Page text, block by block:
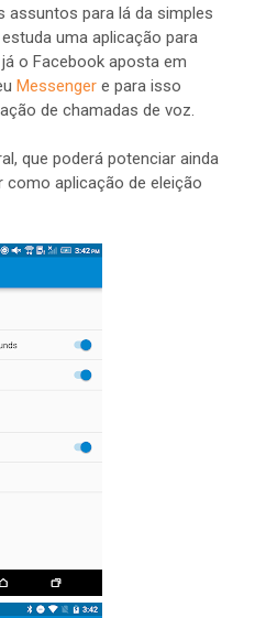
assuntos para lá da simples
uma aplicação para
o Facebook aposta em
Messenger e para isso
de chamadas de voz.
que poderá potenciar ainda
como aplicação de eleição